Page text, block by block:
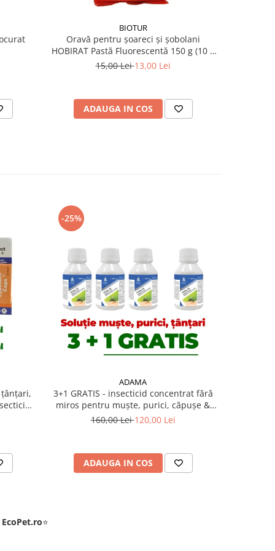
BIOTUR
Oravă pentru șoareci și șobolani
HOBIRAT Pastă Fluorescentă 150 g (10 x
15 g)
15,00 Lei13,00 Lei
ADAUGA IN COS
fără
-25%
ADAMA
3+1 GRATIS - insecticid concentrat fără
miros pentru muște, purici, căpușe &
ploșnițe de pat Foval CE 100 ml - Copie
160,00 Lei120,00 Lei
ADAUGA IN COS
EcoPet.ro⭐